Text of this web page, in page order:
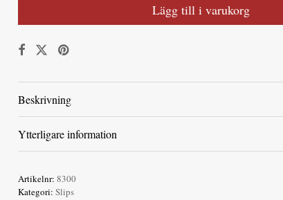
Lägg till i varukorg
Beskrivning
Ytterligare information
Artikelnr: 8300
Kategori: Slips